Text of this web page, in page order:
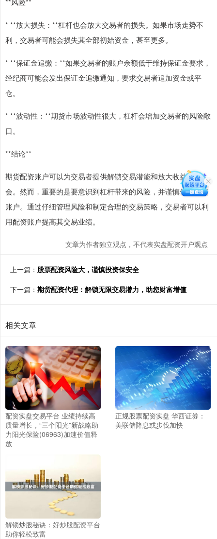
* **放大损失：**杠杆也会放大交易者的损失。如果市场走势不
利，交易者可能会损失其全部初始资金，甚至更多。
* **保证金追缴：**如果交易者的账户余额低于维持保证金要求，
经纪商可能会发出保证金追缴通知，要求交易者追加资金或平
仓。
* **波动性：**期货市场波动性很大，杠杆会增加交易者的风险敞
口。
**结论**
期货配资账户可以为交易者提供解锁交易潜能和放大收益的机
会。然而，重要的是要意识到杠杆带来的风险，并谨慎使用配资
账户。通过仔细管理风险和制定合理的交易策略，交易者可以利
用配资账户提高其交易业绩。
文章为作者独立观点，不代表实盘配资开户观点
上一篇： 股票配资风险大，谨慎投资保安全
下一篇： 期货配资代理：解锁无限交易潜力，助您财富增值
相关文章
配资实盘交易平台 业绩持续高
质量增长，“三个阳光”新战略助
力阳光保险(06963)加速价值释
放
正规股票配资实盘 华西证券：
美联储降息或步伐加快
解锁炒股秘诀：好炒股配资平台
助你轻松致富